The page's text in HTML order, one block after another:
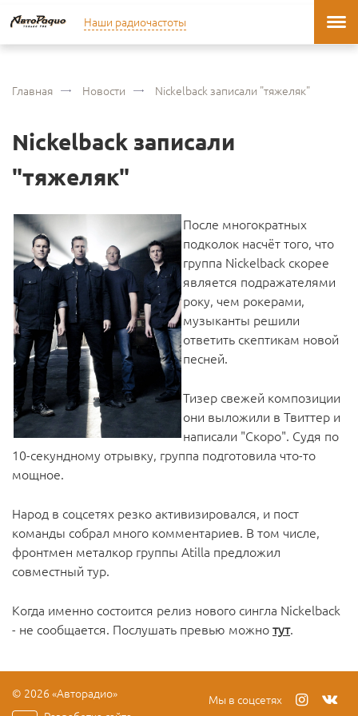
Наши радиочастоты
Главная Новости Nickelback записали "тяжеляк"
Nickelback записали
"тяжеляк"
После многократных
подколок насчёт того, что
группа Nickelback скорее
является подражателями
року, чем рокерами,
музыканты решили
ответить скептикам новой
песней.
Тизер свежей композиции
они выложили в Твиттер и
написали "Скоро". Судя по
10-секундному отрывку, группа подготовила что-то
мощное.
Народ в соцсетях резко активизировался, и пост
команды собрал много комментариев. В том числе,
фронтмен металкор группы Atilla предложил
совместный тур.
Когда именно состоится релиз нового сингла Nickelback
- не сообщается. Послушать превью можнотут.
© 2026 «Авторадио»
Мы в соцсетях